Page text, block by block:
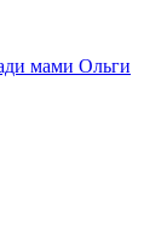
мами Ольги